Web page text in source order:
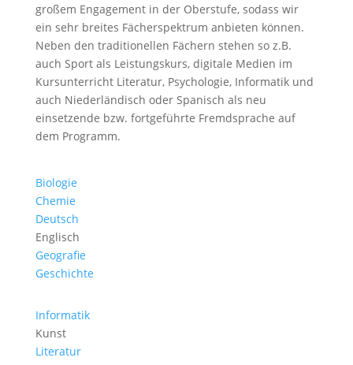
großem Engagement in der Oberstufe, sodass wir
ein sehr breites Fächerspektrum anbieten können.
Neben den traditionellen Fächern stehen so z.B.
auch Sport als Leistungskurs, digitale Medien im
Kursunterricht Literatur, Psychologie, Informatik und
auch Niederländisch oder Spanisch als neu
einsetzende bzw. fortgeführte Fremdsprache auf
dem Programm.
Biologie
Chemie
Deutsch
Englisch
Geografie
Geschichte
Informatik
Kunst
Literatur